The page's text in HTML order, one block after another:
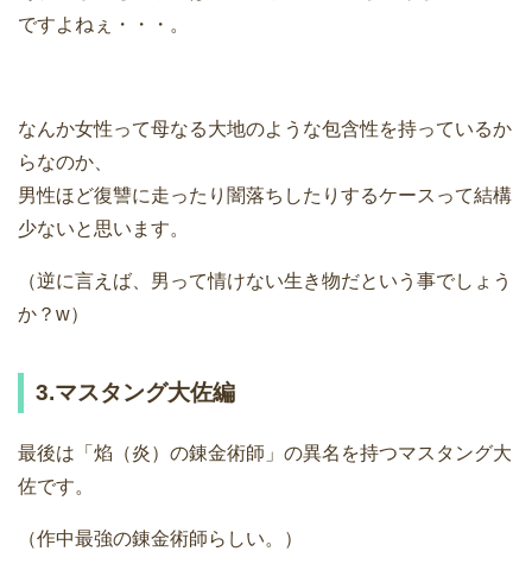
ですよねぇ・・・。
なんか女性って母なる大地のような包含性を持っているか
らなのか、
男性ほど復讐に走ったり闇落ちしたりするケースって結構
少ないと思います。
（逆に言えば、男って情けない生き物だという事でしょう
か？w）
3.マスタング大佐編
最後は「焰（炎）の錬金術師」の異名を持つマスタング大
佐です。
（作中最強の錬金術師らしい。）